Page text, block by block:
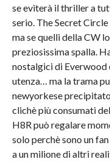
se eviterà il thriller a
serio. The Secret
ma se quelli della CW
preziosissima spalla.
nostalgici di Everwood
utenza… ma la trama
newyorkese
clichè più consumati
H8R può regalare
solo perchè sono un
a un milione di altri